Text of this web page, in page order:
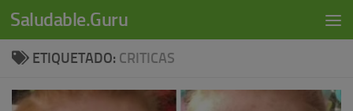
Skip to content
Saludable.Guru
ETIQUETADO: CRITICAS